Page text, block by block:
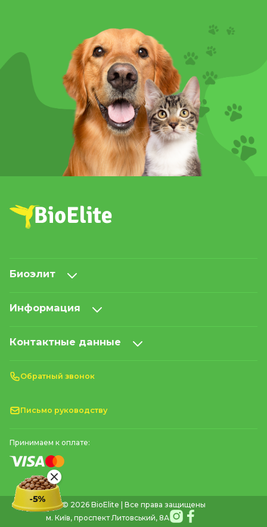
Биоэлит
Информация
Контактные данные
Обратный звонок
Письмо руководству
Принимаем к оплате:
© 2026 BioElite | Все права защищены
м. Київ, проспект Литовський, 8А